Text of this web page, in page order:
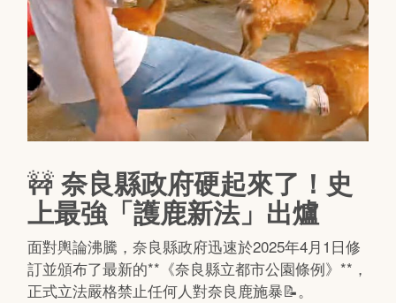
🚧奈良縣政府硬起來了！史
上最強「護鹿新法」出爐
面對輿論沸騰，奈良縣政府迅速於2025年4月1日修
訂並頒布了最新的**《奈良縣立都市公園條例》**，
正式立法嚴格禁止任何人對奈良鹿施暴📝。